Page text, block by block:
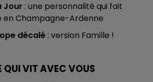
Jour : une personnalité qui fait
en Champagne-Ardenne
décalé : version Famille !
QUI VIT AVEC VOUS